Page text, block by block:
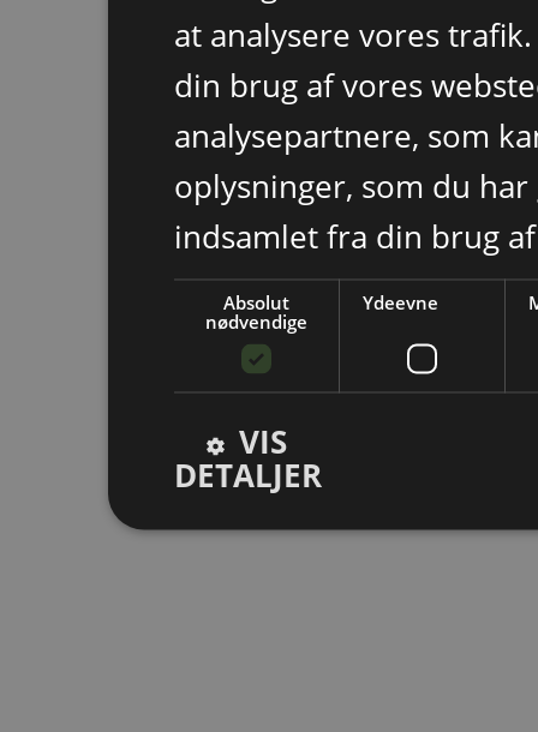
at analysere vores
din brug af vores
analysepartnere, som
oplysninger, som du
indsamlet fra din brug
Absolut
nødvendige
Ydeevne
VIS
DETALJER